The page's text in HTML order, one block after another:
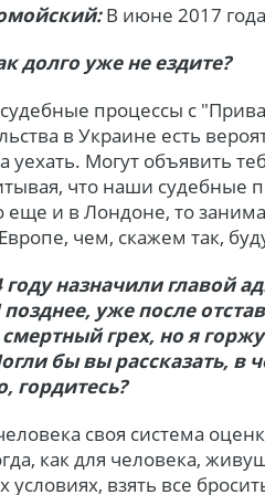
В июне 2017
долго уже не ездите?
судебные процессы с
в Украине есть
уехать. Могут объявить
что наши судебные
еще и в Лондоне, то
чем, скажем так,
году назначили главой
уже после
грех, но я
бы вы рассказать, в
гордитесь?
своя система
как для человека,
взять все